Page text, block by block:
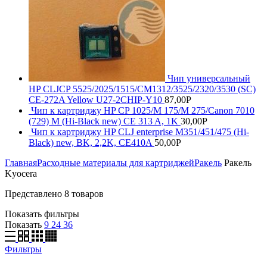
Чип универсальный
HP CLJCP 5525/2025/1515/CM1312/3525/2320/3530 (SC)
CE-272A Yellow U27-2CHIP-Y10 87,00Р
Чип к картриджу HP CP 1025/M 175/M 275/Canon 7010
(729) M (Hi-Black new) CE 313 A, 1K 30,00Р
Чип к картриджу HP CLJ enterprise M351/451/475 (Hi-
Black) new, BK, 2,2K, CE410A 50,00Р
ГлавнаяРасходные материалы для картриджейРакель Ракель
Kyocera
Представлено 8 товаров
Показать фильтры
Показать 9 24 36
Фильтры